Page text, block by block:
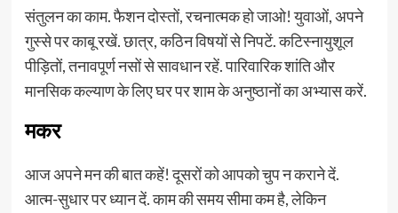
संतुलन का काम. फैशन दोस्तों, रचनात्मक हो जाओ! युवाओं, अपने
गुस्से पर काबू रखें. छात्र, कठिन विषयों से निपटें. कटिस्नायुशूल
पीड़ितों, तनावपूर्ण नसों से सावधान रहें. पारिवारिक शांति और
मानसिक कल्याण के लिए घर पर शाम के अनुष्ठानों का अभ्यास करें.
मकर
आज अपने मन की बात कहें! दूसरों को आपको चुप न कराने दें.
आत्म-सुधार पर ध्यान दें. काम की समय सीमा कम है, लेकिन